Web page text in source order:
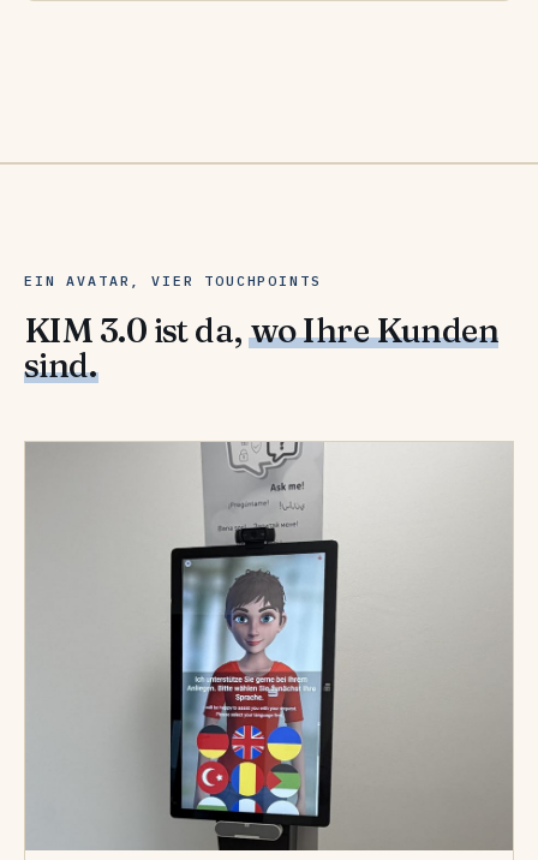
EIN AVATAR, VIER TOUCHPOINTS
KIM 3.0 ist da,wo Ihre Kunden
sind.